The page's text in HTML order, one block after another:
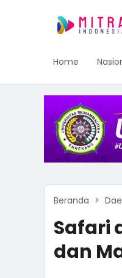
Home
Beranda
Safari
dan